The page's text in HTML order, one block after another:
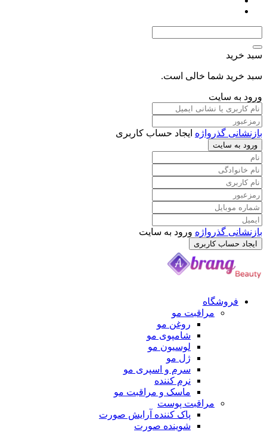
سبد خرید
سبد خرید شما خالی است.
ورود به سایت
بازنشانی گذرواژه ایجاد حساب کاربری
ورود به سایت
بازنشانی گذرواژه ورود به سایت
ایجاد حساب کاربری
فروشگاه
مراقبت مو
روغن مو
شامپوی مو
لوسیون مو
ژل مو
سرم و اسپری مو
نرم کننده
ماسک و مراقبت مو
مراقبت پوست
پاک کننده آرایش صورت
شوینده صورت